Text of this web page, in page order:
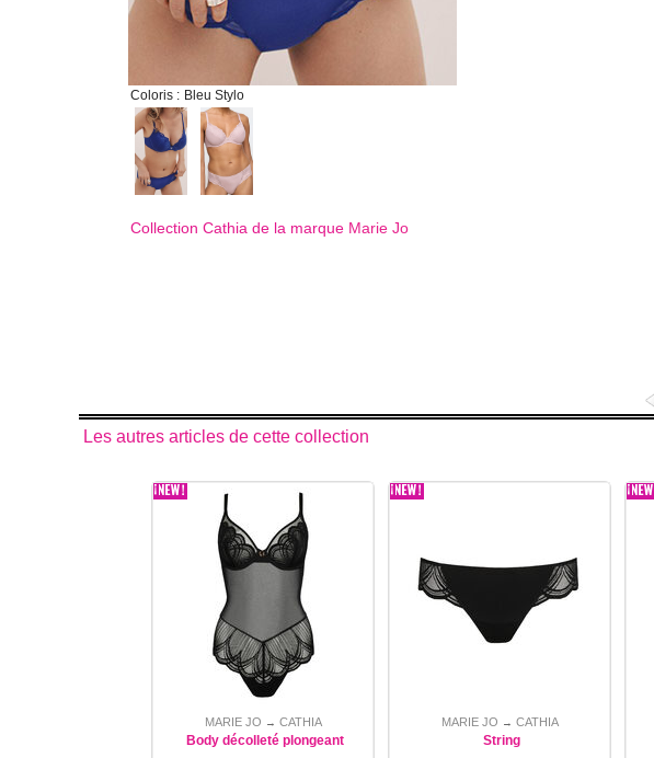
Coloris : Bleu Stylo
Collection Cathia de la marque Marie Jo
Les autres articles de cette collection
MARIE JO → CATHIA
Body décolleté plongeant
MARIE JO → CATHIA
String